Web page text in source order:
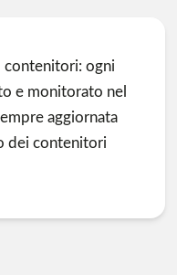
contenitori: ogni
e monitorato nel
aggiornata
dei contenitori